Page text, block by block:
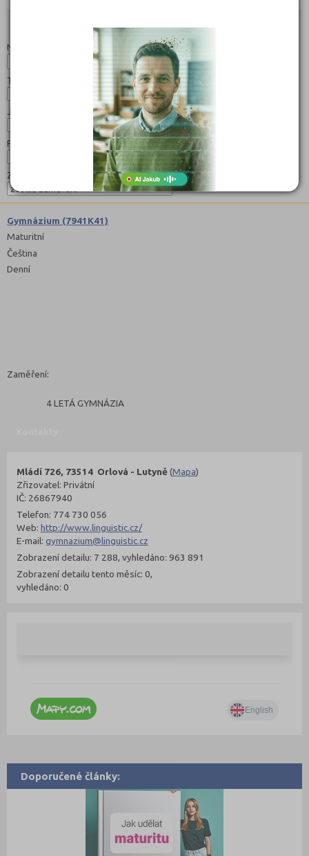
Studijní programy/oboryNahoru
Název:
Typ:
Jazyk:
Forma:
Zaměření:
Gymnázium (7941K41)
Maturitní
Čeština
Denní
Zaměření:
4 LETÁ GYMNÁZIA
Mládí 726, 73514 Orlová - Lutyně(Mapa)
Zřizovatel: Privátní
IČ: 26867940
Telefon: 774 730 056
Web: http://www.linguistic.cz/
E-mail: gymnazium@linguistic.cz
Zobrazení detailu: 7 288, vyhledáno: 963 891
Zobrazení detailu tento měsíc: 0,
vyhledáno: 0
Doporučené články: